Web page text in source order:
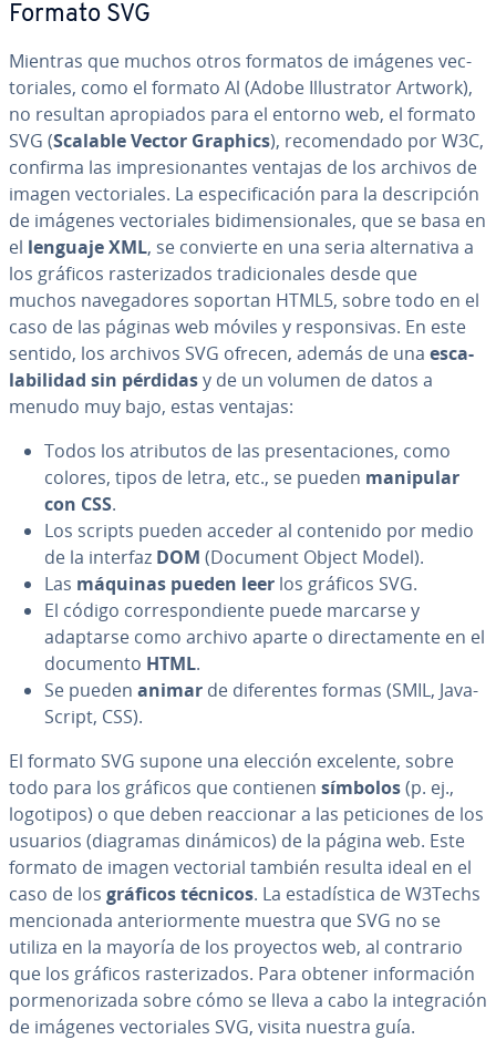
Formato SVG
Mientras que muchos otros formatos de imágenes ve­c­
to­ria­les, como el formato Al (Adobe Illu­s­tra­tor Artwork),
no resultan apro­pia­dos para el entorno web, el formato
SVG (Scalable Vector Graphics), re­co­me­n­da­do por W3C,
confirma las im­pre­sio­na­n­tes ventajas de los archivos de
imagen ve­c­to­ria­les. La es­pe­ci­fi­ca­ción para la de­s­cri­p­ción
de imágenes ve­c­to­ria­les bi­di­me­n­sio­na­les, que se basa en
el lenguaje XML, se convierte en una seria al­te­r­na­ti­va a
los gráficos ra­s­te­ri­za­dos tra­di­cio­na­les desde que
muchos na­ve­ga­do­res soportan HTML5, sobre todo en el
caso de las páginas web móviles y re­s­po­n­si­vas. En este
sentido, los archivos SVG ofrecen, además de una es­ca­
la­bi­li­dad sin pérdidasy de un volumen de datos a
menudo muy bajo, estas ventajas:
Todos los atributos de las pre­se­n­ta­cio­nes, como
colores, tipos de letra, etc., se pueden manipular
con CSS.
Los scripts pueden acceder al contenido por medio
de la interfaz DOM (Document Object Model).
Las máquinas pueden leer los gráficos SVG.
El código co­rre­s­po­n­die­n­te puede marcarse y
adaptarse como archivo aparte o di­re­c­ta­me­n­te en el
documento HTML.
Se pueden animar de di­fe­re­n­tes formas (SMIL, Ja­va­
S­cri­pt, CSS).
El formato SVG supone una elección excelente, sobre
todo para los gráficos que contienen símbolos(p. ej.,
logotipos) o que deben reac­cio­nar a las pe­ti­cio­nes de los
usuarios (diagramas dinámicos) de la página web. Este
formato de imagen vectorial también resulta ideal en el
caso de los gráficos técnicos. La es­ta­dí­s­ti­ca de W3Techs
me­n­cio­na­da an­te­rio­r­me­n­te muestra que SVG no se
utiliza en la mayoría de los proyectos web, al contrario
que los gráficos ra­s­te­ri­za­dos. Para obtener in­fo­r­ma­ción
po­r­me­no­ri­za­da sobre cómo se lleva a cabo la in­te­gra­ción
de imágenes ve­c­to­ria­les SVG, visita nuestra guía.